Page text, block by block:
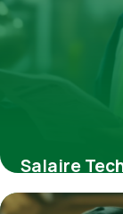
Salaire
2026